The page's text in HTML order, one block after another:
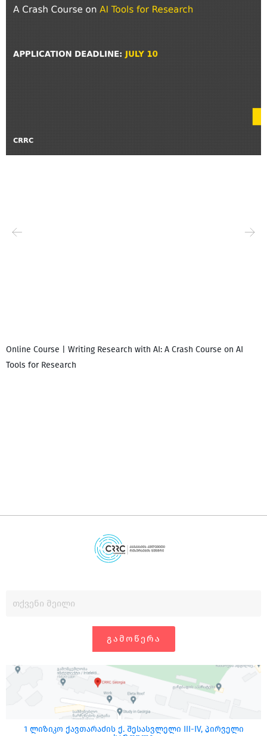
Online Course | Writing Research with AI: A Crash Course on AI
Tools for Research
ᲒᲐᲛᲝᲬᲔᲠᲐ
1 ლიზიკო ქავთარაძის ქ. შესასვლელი III-IV, პირველი